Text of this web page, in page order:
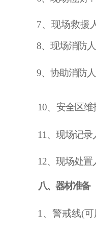
7、现场救援
8、现场消防
9、协助消防
10、 安全区维
11、现场记
12、 现场处置
八、器材准备
1、警戒线(